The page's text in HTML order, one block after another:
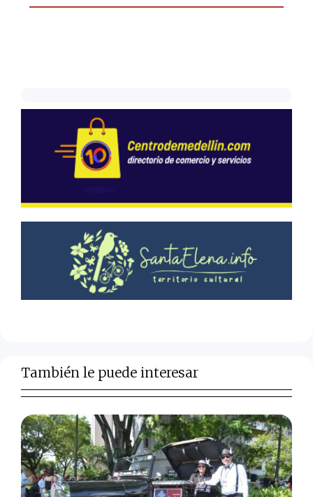
También le puede interesar